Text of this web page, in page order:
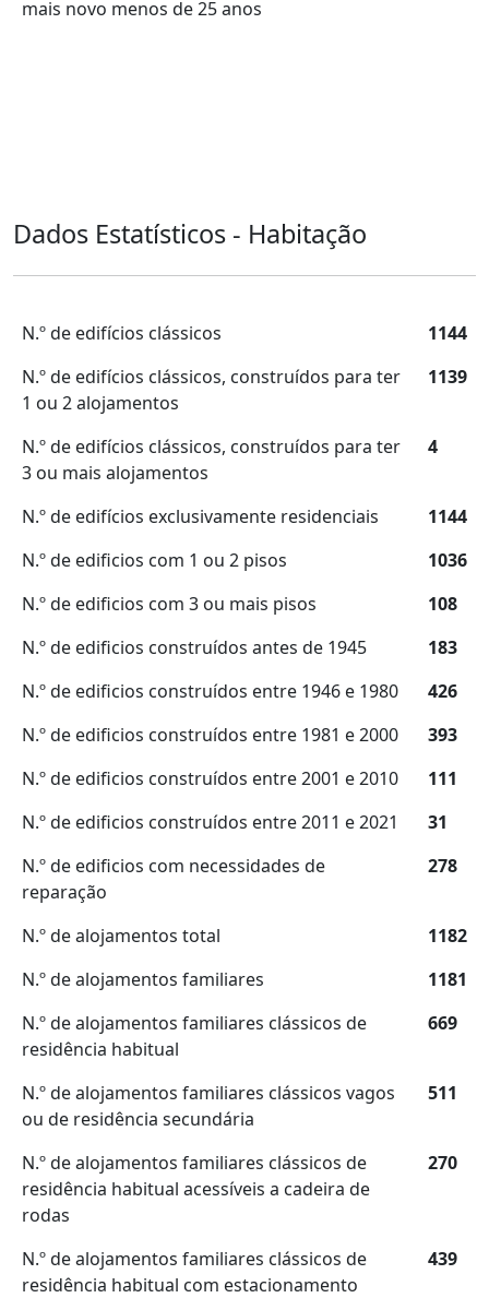
mais novo menos de 25 anos
Dados Estatísticos - Habitação
N.º de edifícios clássicos
1144
N.º de edifícios clássicos, construídos para ter
1 ou 2 alojamentos
1139
N.º de edifícios clássicos, construídos para ter
3 ou mais alojamentos
4
N.º de edifícios exclusivamente residenciais
1144
N.º de edificios com 1 ou 2 pisos
1036
N.º de edificios com 3 ou mais pisos
108
N.º de edificios construídos antes de 1945
183
N.º de edificios construídos entre 1946 e 1980
426
N.º de edificios construídos entre 1981 e 2000
393
N.º de edificios construídos entre 2001 e 2010
111
N.º de edificios construídos entre 2011 e 2021
31
N.º de edificios com necessidades de
reparação
278
N.º de alojamentos total
1182
N.º de alojamentos familiares
1181
N.º de alojamentos familiares clássicos de
residência habitual
669
N.º de alojamentos familiares clássicos vagos
ou de residência secundária
511
N.º de alojamentos familiares clássicos de
residência habitual acessíveis a cadeira de
rodas
270
N.º de alojamentos familiares clássicos de
residência habitual com estacionamento
439